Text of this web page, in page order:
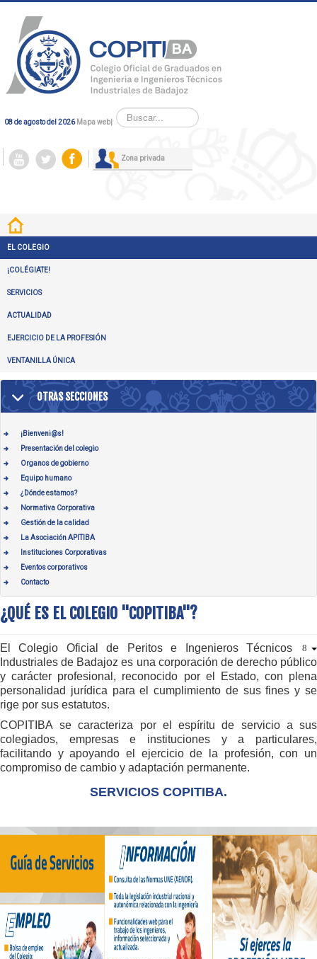
08 de agosto del 2026 Mapa web|
Buscar...
Zona privada
EL COLEGIO
¡COLÉGIATE!
SERVICIOS
ACTUALIDAD
EJERCICIO DE LA PROFESIÓN
VENTANILLA ÚNICA
OTRAS SECCIONES
¡Bienveni@s!
Presentación del colegio
Organos de gobierno
Equipo humano
¿Dónde estamos?
Normativa Corporativa
Gestión de la calidad
La Asociación APITIBA
Instituciones Corporativas
Eventos corporativos
Contacto
¿QUÉ ES EL COLEGIO "COPITIBA"?
El Colegio Oficial de Peritos e Ingenieros Técnicos
Industriales de Badajoz es una corporación de derecho público
y carácter profesional, reconocido por el Estado, con plena
personalidad jurídica para el cumplimiento de sus fines y se
rige por sus estatutos.
COPITIBA se caracteriza por el espíritu de servicio a sus
colegiados, empresas e instituciones y a particulares,
facilitando y apoyando el ejercicio de la profesión, con un
compromiso de cambio y adaptación permanente.
SERVICIOS COPITIBA.